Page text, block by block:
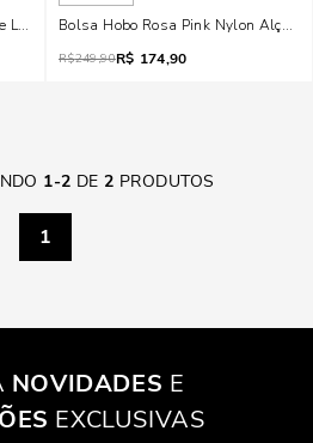
Limão Alça De Ombro
Bolsa Hobo Rosa Pink Nylon Alça
R$249,90R$ 174,90
1-2 DE2 PRODUTOS
1
NOVIDADES E
EXCLUSIVAS